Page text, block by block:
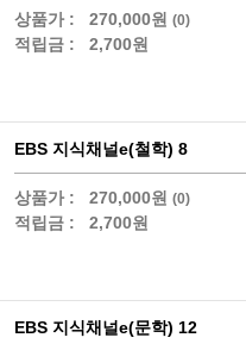
상품가 : 270,000원 (0)
적립금 : 2,700원
EBS 지식채널e(철학) 8
상품가 : 270,000원 (0)
적립금 : 2,700원
EBS 지식채널e(문학) 12